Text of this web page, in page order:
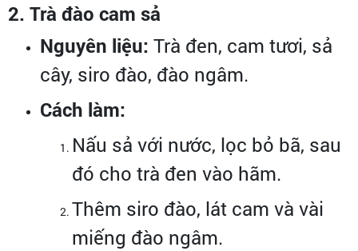
2. Trà đào cam sả
Nguyên liệu: Trà đen, cam tươi, sả
cây, siro đào, đào ngâm.
Cách làm:
Nấu sả với nước, lọc bỏ bã, sau
đó cho trà đen vào hãm.
Thêm siro đào, lát cam và vài
miếng đào ngâm.